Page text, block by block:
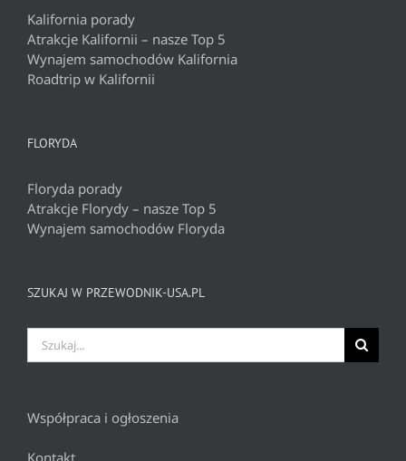
Kalifornia porady
Atrakcje Kalifornii – nasze Top 5
Wynajem samochodów Kalifornia
Roadtrip w Kalifornii
FLORYDA
Floryda porady
Atrakcje Florydy – nasze Top 5
Wynajem samochodów Floryda
SZUKAJ W PRZEWODNIK-USA.PL
Szukaj
Współpraca i ogłoszenia
Kontakt